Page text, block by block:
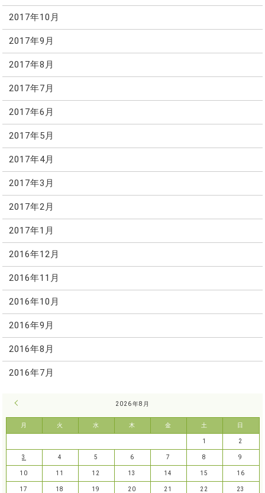
2017年10月
2017年9月
2017年8月
2017年7月
2017年6月
2017年5月
2017年4月
2017年3月
2017年2月
2017年1月
2016年12月
2016年11月
2016年10月
2016年9月
2016年8月
2016年7月
2026年8月
月 火 水 木 金 土 日
1 2
3 4 5 6 7 8 9
10 11 12 13 14 15 16
17 18 19 20 21 22 23